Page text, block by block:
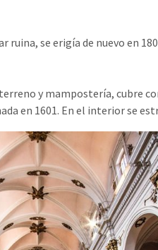
ruina, se erigía de nuevo en
y mampostería, cubre
en 1601. En el interior se